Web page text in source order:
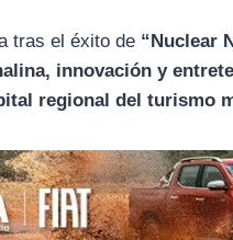
tras el éxito de “Nuclear
innovación y
regional del turismo